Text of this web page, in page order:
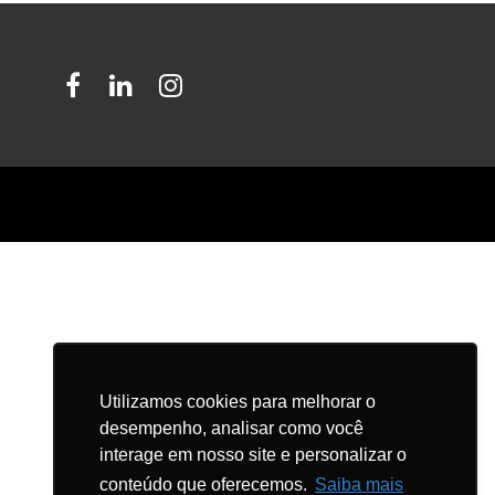
Utilizamos cookies para melhorar o
desempenho, analisar como você
interage em nosso site e personalizar o
conteúdo que oferecemos. Saiba mais
Facebook
LinkedInInstagram